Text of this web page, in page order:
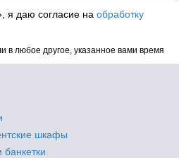
я даю согласие на обработку
в любое другое, указанное вами время
шкафы